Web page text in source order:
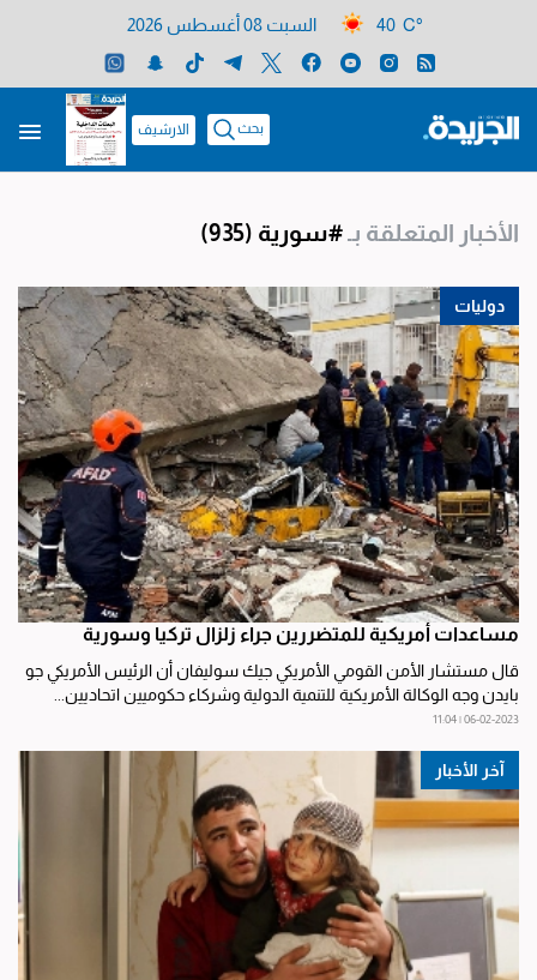
40 C° السبت 08 أغسطس 2026
بحث الارشيف
الأخبار المتعلقة بـ#سورية (935)
دوليات
مساعدات أمريكية للمتضررين جراء زلزال تركيا وسورية
قال مستشار الأمن القومي الأمريكي جيك سوليفان أن الرئيس الأمريكي جو
بايدن وجه الوكالة الأمريكية للتنمية الدولية وشركاء حكوميين اتحاديين...
06-02-2023 | 11:04
آخر الأخبار